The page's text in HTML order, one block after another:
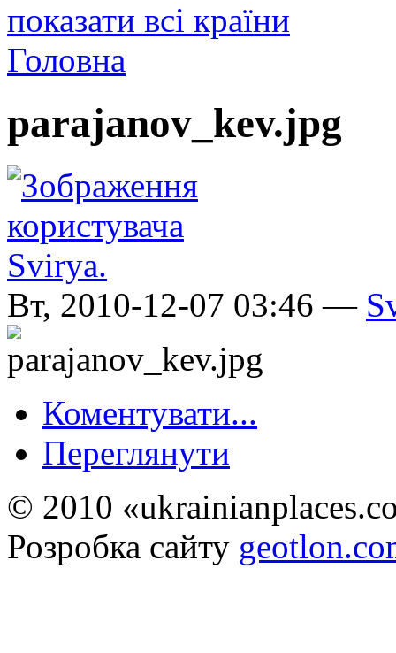
показати всі країни
Головна
parajanov_kev.jpg
Вт, 2010-12-07 03:46 —
Коментувати...
Переглянути
© 2010
Розробка сайту